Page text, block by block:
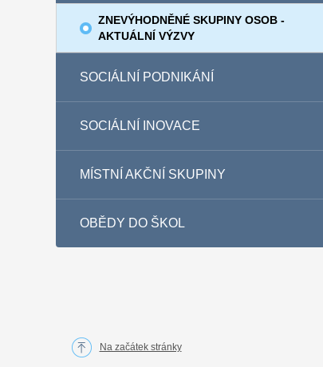
ZNEVÝHODNĚNÉ SKUPINY OSOB -
AKTUÁLNÍ VÝZVY
SOCIÁLNÍ PODNIKÁNÍ
SOCIÁLNÍ INOVACE
MÍSTNÍ AKČNÍ SKUPINY
OBĚDY DO ŠKOL
Na začátek stránky